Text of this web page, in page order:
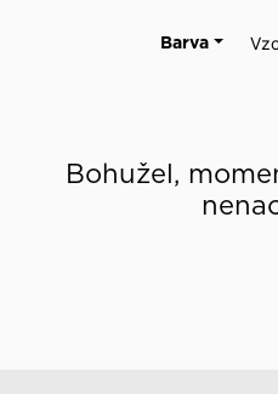
Barva
Bohužel,